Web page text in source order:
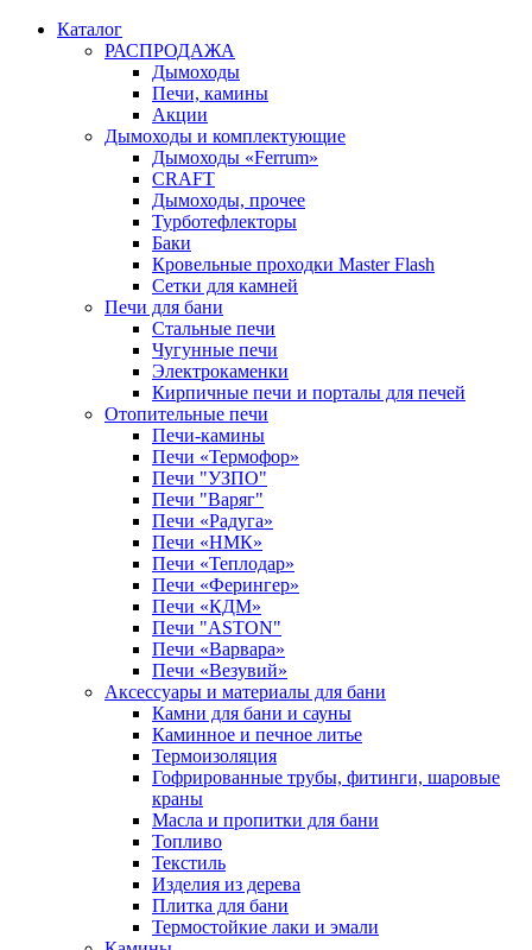
Каталог
РАСПРОДАЖА
Дымоходы
Печи, камины
Акции
Дымоходы и комплектующие
Дымоходы «Ferrum»
CRAFT
Дымоходы, прочее
Турботефлекторы
Баки
Кровельные проходки Master Flash
Сетки для камней
Печи для бани
Стальные печи
Чугунные печи
Электрокаменки
Кирпичные печи и порталы для печей
Отопительные печи
Печи-камины
Печи «Термофор»
Печи "УЗПО"
Печи "Варяг"
Печи «Радуга»
Печи «НМК»
Печи «Теплодар»
Печи «Ферингер»
Печи «КДМ»
Печи "ASTON"
Печи «Варвара»
Печи «Везувий»
Аксессуары и материалы для бани
Камни для бани и сауны
Каминное и печное литье
Термоизоляция
Гофрированные трубы, фитинги, шаровые
краны
Масла и пропитки для бани
Топливо
Текстиль
Изделия из дерева
Плитка для бани
Термостойкие лаки и эмали